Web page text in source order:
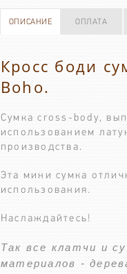
ОПИСАНИЕ ОПЛАТА
Кросс боди
Boho.
Сумка cross-body,
использованием
производства.
Эта мини сумка
использования.
Наслаждайтесь!
Так все клатчи и
материалов -